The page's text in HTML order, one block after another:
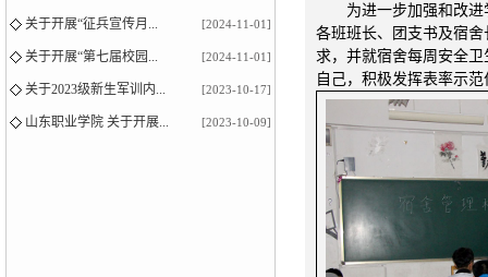
关于开展“征兵宣传月... [2024-11-01]
关于开展“第七届校园... [2024-11-01]
关于2023级新生军训内... [2023-10-17]
山东职业学院 关于开展... [2023-10-09]
为进一步加强和改
各班班长、团支书及宿
求，并就宿舍每周安全
自己，积极发挥表率示范